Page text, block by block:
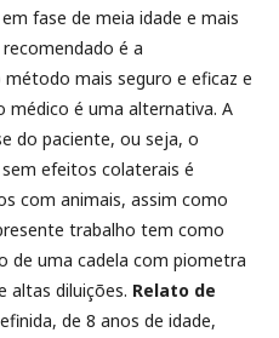
fase de meia idade e mais
é a
mais seguro e eficaz e
é uma alternativa. A
do paciente, ou seja, o
efeitos colaterais é
com animais, assim como
trabalho tem como
de uma cadela com piometra
altas diluições. Relato de
de 8 anos de idade,